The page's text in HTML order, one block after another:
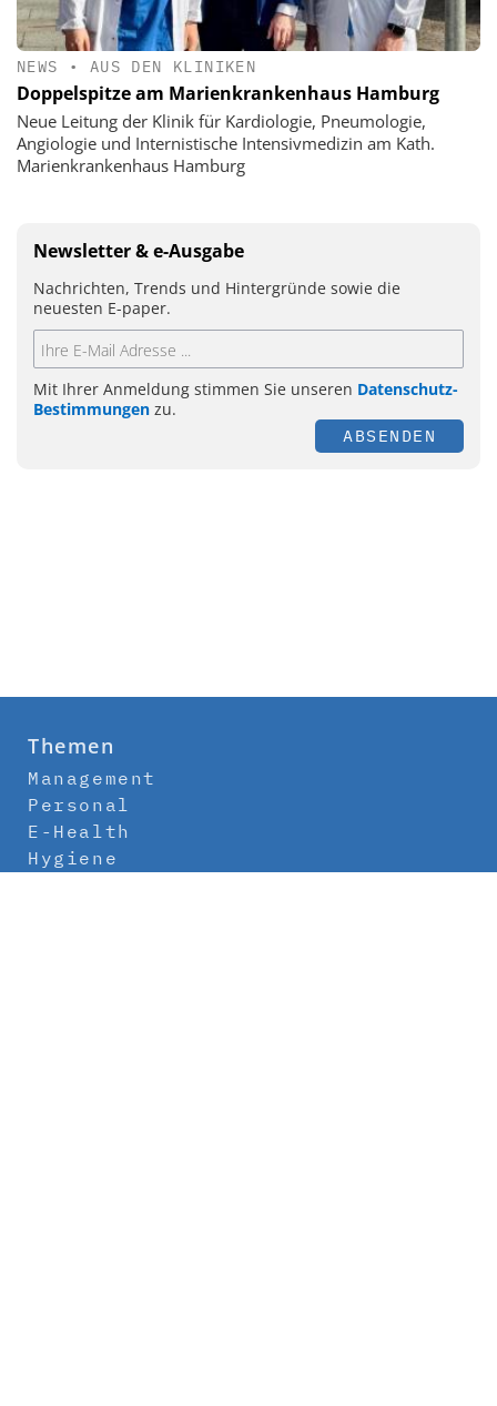
NEWS • AUS DEN KLINIKEN
Doppelspitze am Marienkrankenhaus Hamburg
Neue Leitung der Klinik für Kardiologie, Pneumologie,
Angiologie und Internistische Intensivmedizin am Kath.
Marienkrankenhaus Hamburg
Newsletter & e-Ausgabe
Nachrichten, Trends und Hintergründe sowie die
neuesten E-paper.
Mit Ihrer Anmeldung stimmen Sie unseren Datenschutz-
Bestimmungen zu.
ABSENDEN
Themen
Management
Personal
E-Health
Hygiene